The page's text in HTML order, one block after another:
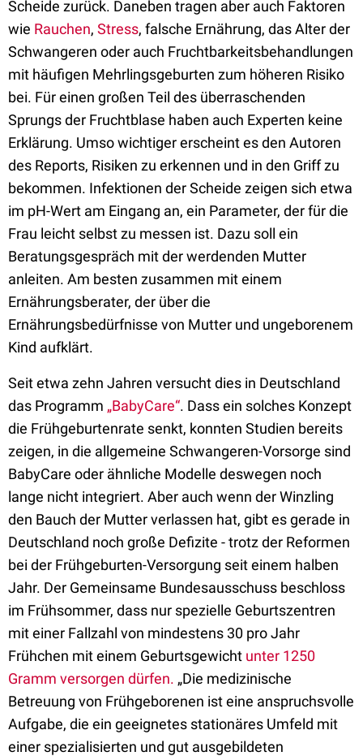
Scheide zurück. Daneben tragen aber auch Faktoren
wie Rauchen, Stress, falsche Ernährung, das Alter der
Schwangeren oder auch Fruchtbarkeitsbehandlungen
mit häufigen Mehrlingsgeburten zum höheren Risiko
bei. Für einen großen Teil des überraschenden
Sprungs der Fruchtblase haben auch Experten keine
Erklärung. Umso wichtiger erscheint es den Autoren
des Reports, Risiken zu erkennen und in den Griff zu
bekommen. Infektionen der Scheide zeigen sich etwa
im pH-Wert am Eingang an, ein Parameter, der für die
Frau leicht selbst zu messen ist. Dazu soll ein
Beratungsgespräch mit der werdenden Mutter
anleiten. Am besten zusammen mit einem
Ernährungsberater, der über die
Ernährungsbedürfnisse von Mutter und ungeborenem
Kind aufklärt.
Seit etwa zehn Jahren versucht dies in Deutschland
das Programm „BabyCare“. Dass ein solches Konzept
die Frühgeburtenrate senkt, konnten Studien bereits
zeigen, in die allgemeine Schwangeren-Vorsorge sind
BabyCare oder ähnliche Modelle deswegen noch
lange nicht integriert. Aber auch wenn der Winzling
den Bauch der Mutter verlassen hat, gibt es gerade in
Deutschland noch große Defizite - trotz der Reformen
bei der Frühgeburten-Versorgung seit einem halben
Jahr. Der Gemeinsame Bundesausschuss beschloss
im Frühsommer, dass nur spezielle Geburtszentren
mit einer Fallzahl von mindestens 30 pro Jahr
Frühchen mit einem Geburtsgewicht unter 1250
Gramm versorgen dürfen. „Die medizinische
Betreuung von Frühgeborenen ist eine anspruchsvolle
Aufgabe, die ein geeignetes stationäres Umfeld mit
einer spezialisierten und gut ausgebildeten